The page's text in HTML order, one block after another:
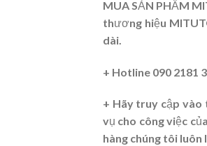
MUA SẢN PHẨM
thương hiệu
dài.
+ Hotline 090 2181
+ Hãy truy cập vào
vụ cho công việc
hàng chúng tôi luôn